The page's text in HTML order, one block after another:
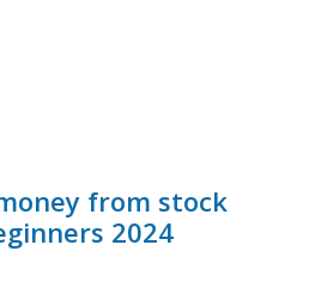
from stock
2024